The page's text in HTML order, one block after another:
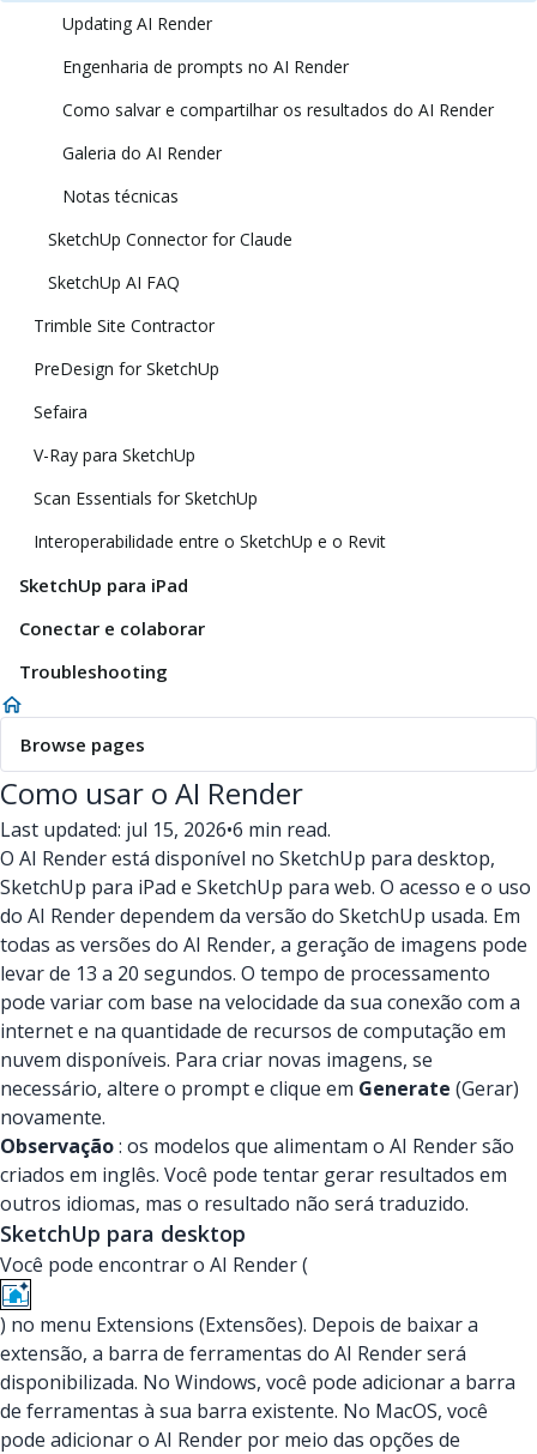
Updating AI Render
Engenharia de prompts no AI Render
Como salvar e compartilhar os resultados do AI Render
Galeria do AI Render
Notas técnicas
SketchUp Connector for Claude
SketchUp AI FAQ
Trimble Site Contractor
PreDesign for SketchUp
Sefaira
V-Ray para SketchUp
Scan Essentials for SketchUp
Interoperabilidade entre o SketchUp e o Revit
SketchUp para iPad
Conectar e colaborar
Troubleshooting
Browse pages
Como usar o AI Render
Last updated: jul 15, 2026•6 min read.
O AI Render está disponível no SketchUp para desktop,
SketchUp para iPad e SketchUp para web. O acesso e o uso
do AI Render dependem da versão do SketchUp usada. Em
todas as versões do AI Render, a geração de imagens pode
levar de 13 a 20 segundos. O tempo de processamento
pode variar com base na velocidade da sua conexão com a
internet e na quantidade de recursos de computação em
nuvem disponíveis. Para criar novas imagens, se
necessário, altere o prompt e clique em Generate (Gerar)
novamente.
Observação: os modelos que alimentam o AI Render são
criados em inglês. Você pode tentar gerar resultados em
outros idiomas, mas o resultado não será traduzido.
SketchUp para desktop
Você pode encontrar o AI Render (
) no menu Extensions (Extensões). Depois de baixar a
extensão, a barra de ferramentas do AI Render será
disponibilizada. No Windows, você pode adicionar a barra
de ferramentas à sua barra existente. No MacOS, você
pode adicionar o AI Render por meio das opções de